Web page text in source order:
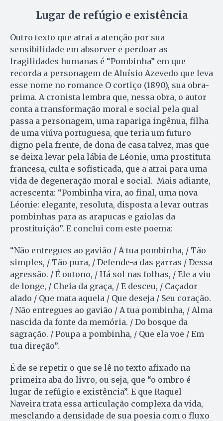
Lugar de refúgio e existência
Outro texto que atrai a atenção por sua
sensibilidade em absorver e perdoar as
fragilidades humanas é “Pombinha” em que
recorda a personagem de Aluísio Azevedo que leva
esse nome no romance O cortiço (1890), sua obra-
prima. A cronista lembra que, nessa obra, o autor
conta a transformação moral e social pela qual
passa a personagem, uma rapariga ingênua, filha
de uma viúva portuguesa, que teria um futuro
digno pela frente, de dona de casa talvez, mas que
se deixa levar pela lábia de Léonie, uma prostituta
francesa, culta e sofisticada, que a atrai para uma
vida de degeneração moral e social. Mais adiante,
acrescenta: “Pombinha vira, ao final, uma nova
Léonie: elegante, resoluta, disposta a levar outras
pombinhas para as arapucas e gaiolas da
prostituição”. E conclui com este poema:
“Não entregues ao gavião / A tua pombinha, / Tão
simples, / Tão pura, / Defende-a das garras / Dessa
agressão. / É outono, / Há sol nas folhas, / Ele a viu
de longe, / Cheia da graça, / E desceu, / Caçador
alado / Que mata aquela / Que deseja / Seu coração.
/ Não entregues ao gavião / A tua pombinha, / Alma
nascida da fonte da memória. / Do bosque da
sagração. / Poupa a pombinha, / Que ela voe / Em
tua direção”.
É de se repetir o que se lê no texto afixado na
primeira aba do livro, ou seja, que “o ombro é
lugar de refúgio e existência”. E que Raquel
Naveira trata essa articulação complexa da vida,
mesclando a densidade de sua poesia com o fluxo